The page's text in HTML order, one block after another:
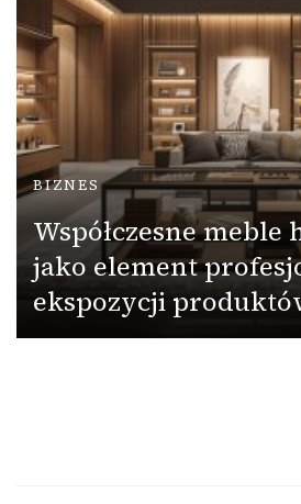
BIZNES
Współczesne meble
jako element
ekspozycji